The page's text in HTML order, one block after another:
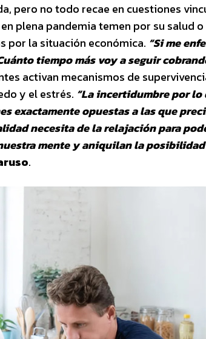
pero no todo recae en cuestiones
plena pandemia temen por su salud o
por la situación económica. “Si me
tiempo más voy a seguir
activan mecanismos de
y el estrés. “La incertidumbre por lo
exactamente opuestas a las que
necesita de la relajación para
mente y aniquilan la
.